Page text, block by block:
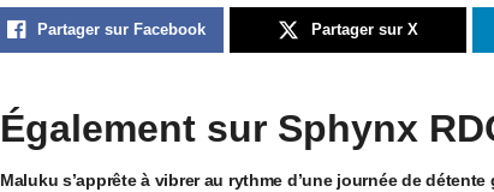
Partager sur Facebook Partager sur X
Également sur Sphynx
Maluku s’apprête à vibrer au rythme d’une journée de